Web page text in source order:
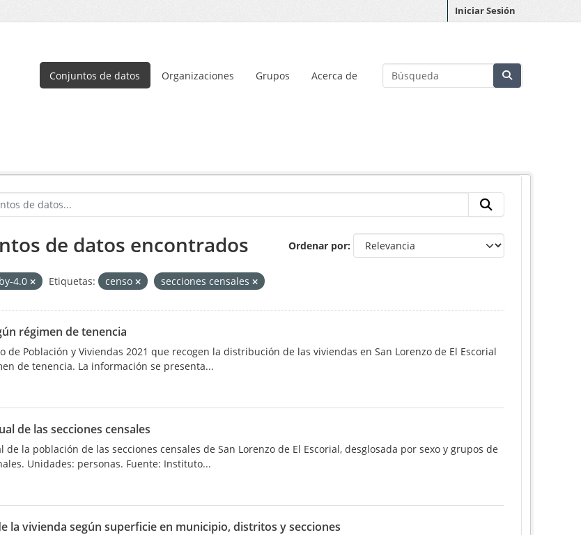
Iniciar Sesión
Conjuntos de datos Organizaciones Grupos Acerca de
Ordenar por
de datos encontrados
4.0 Etiquetas: censo secciones censales
régimen de tenencia
de Población y Viviendas 2021 que recogen la distribución de las viviendas en San Lorenzo de El Escorial
de tenencia. La información se presenta...
de las secciones censales
de la población de las secciones censales de San Lorenzo de El Escorial, desglosada por sexo y grupos de
Unidades: personas. Fuente: Instituto...
la vivienda según superficie en municipio, distritos y secciones